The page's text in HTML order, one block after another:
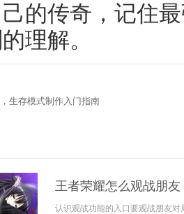
的传奇，记住
理解。
生存模式制作入门指南
王者荣耀怎么观战朋
认识观战功能的入口要观战朋友